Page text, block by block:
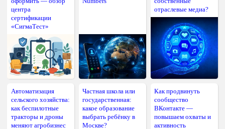
центра
сертификации
«СигмаТест»
отраслевые медиа?
Автоматизация
сельского хозяйства:
как беспилотные
тракторы и дроны
меняют агробизнес
Частная школа или
государственная:
какое образование
выбрать ребёнку в
Москве?
Как продвинуть
сообщество
ВКонтакте —
повышаем охваты и
активность